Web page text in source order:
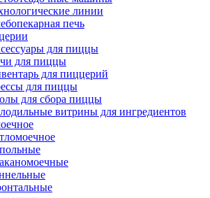
линии
печь
для пиццы
для пиццы
для пиццерий
для пиццы
для сбора пиццы
витрины для ингредиентов